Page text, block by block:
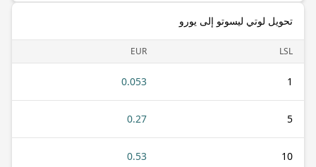
تحويل لوتي ليسوتو إلى يورو
LSL
EUR
1
0.053
5
0.27
10
0.53